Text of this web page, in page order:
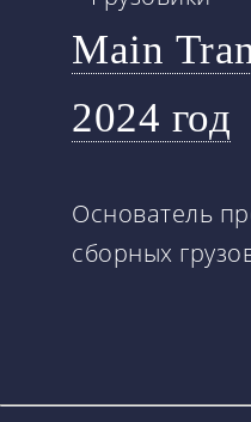
Main
2024 год
Основатель
сборных